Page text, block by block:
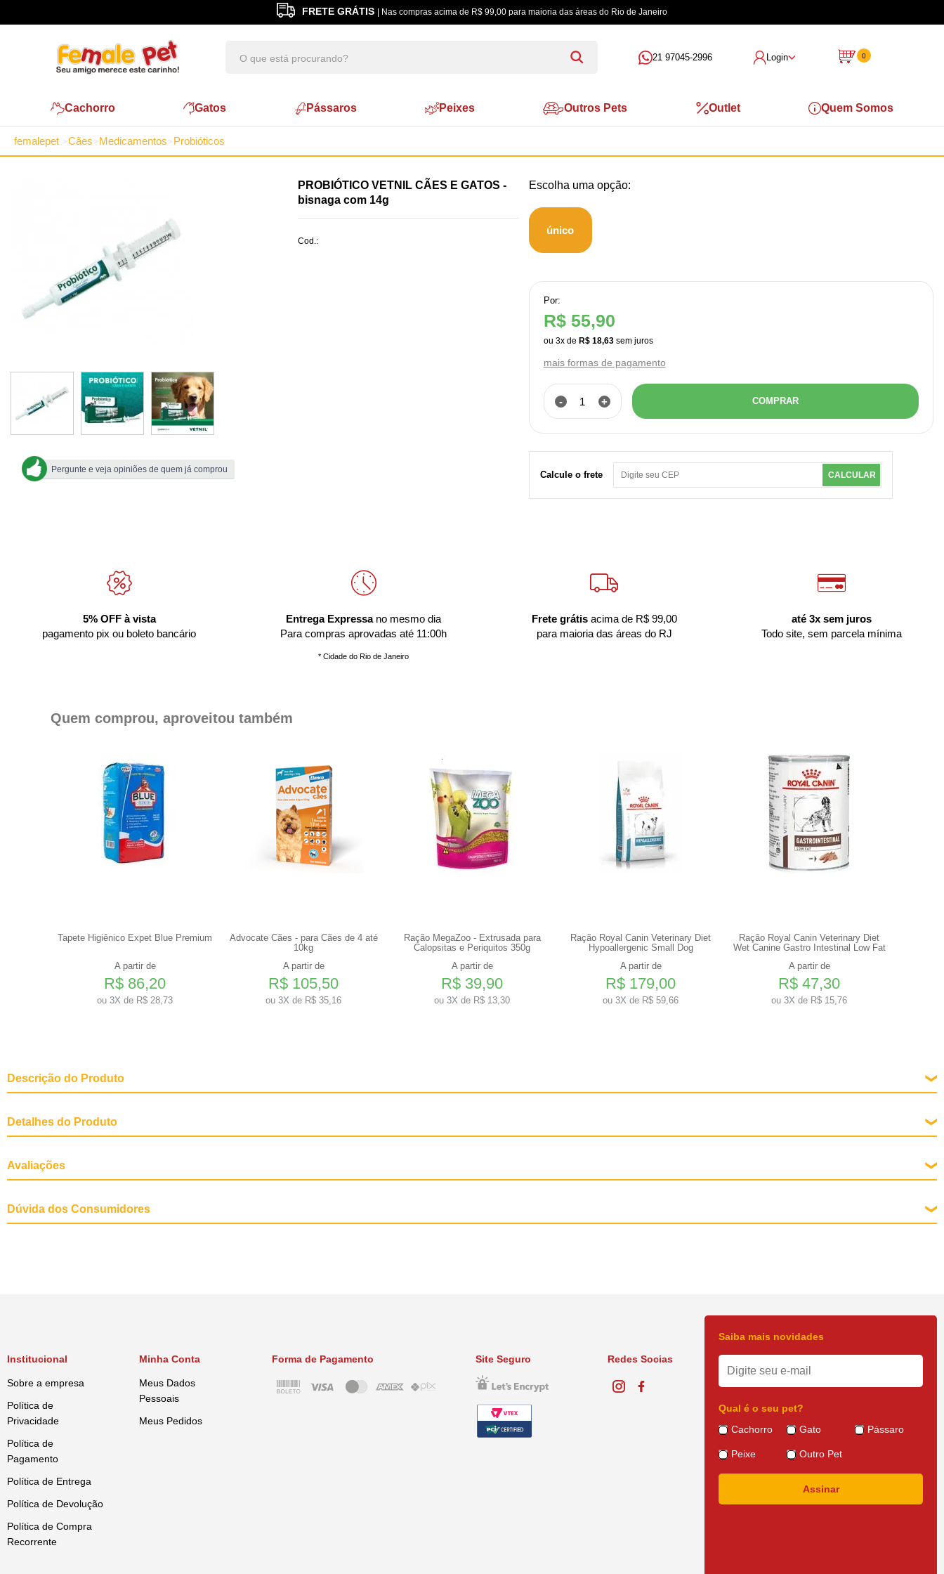
FRETE GRÁTIS | Nas compras acima de R$ 99,00 para maioria das áreas do Rio de Janeiro
21 97045-2996 Login 0
Cachorro Gatos Pássaros Peixes Outros Pets Outlet Quem Somos
femalepet Cães Medicamentos Probióticos
Pergunte e veja opiniões de quem já comprou
PROBIÓTICO VETNIL CÃES E GATOS -
bisnaga com 14g
Cod.:
único
Por:
R$ 55,90
ou 3xde R$ 18,63
mais formas de pagamento
- + COMPRAR
Calcule o frete CALCULAR
5% OFF à vista
pagamento pix ou boleto bancário
Entrega Expressano mesmo dia
Para compras aprovadas até 11:00h
* Cidade do Rio de Janeiro
Frete grátisacima de R$ 99,00
para maioria das áreas do RJ
até 3x sem juros
Todo site, sem parcela mínima
Quem comprou, aproveitou também
Tapete Higiênico Expet Blue Premium
A partir de
R$ 86,20
ou 3X de R$ 28,73
Advocate Cães - para Cães de 4 até
10kg
A partir de
R$ 105,50
ou 3X de R$ 35,16
Ração MegaZoo - Extrusada para
Calopsitas e Periquitos 350g
A partir de
R$ 39,90
ou 3X de R$ 13,30
Ração Royal Canin Veterinary Diet
Hypoallergenic Small Dog
A partir de
R$ 179,00
ou 3X de R$ 59,66
Ração Royal Canin Veterinary Diet
Wet Canine Gastro Intestinal Low Fat
A partir de
R$ 47,30
ou 3X de R$ 15,76
Descrição do Produto
Detalhes do Produto
Tamanho do Pet
Saccharomyces cerevisiae (mín.)………………………3,33 x 105 UFC
Avaliações
Dúvida dos Consumidores
Institucional
Sobre a empresa
Política de
Privacidade
Política de
Pagamento
Política de Entrega
Política de Devolução
Política de Compra
Recorrente
Minha Conta
Meus Dados
Pessoais
Meus Pedidos
Forma de Pagamento Site Seguro Redes Socias
Saiba mais novidades
Qual é o seu pet?
Cachorro
Gato Pássaro
Peixe Outro Pet